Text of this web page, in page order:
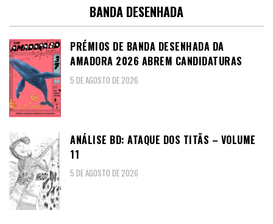
BANDA DESENHADA
PRÉMIOS DE BANDA DESENHADA DA
AMADORA 2026 ABREM CANDIDATURAS
5 DE AGOSTO DE 2026
ANÁLISE BD: ATAQUE DOS TITÃS – VOLUME
11
5 DE AGOSTO DE 2026